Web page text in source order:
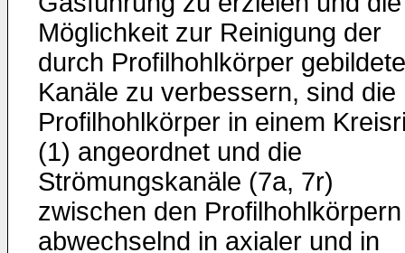
Möglichkeit zur Reinigung der
durch Profilhohlkörper
Kanäle zu verbessern, sind die
Profilhohlkörper in einem
(1) angeordnet und die
Strömungskanäle (7a, 7r)
zwischen den Profilhohlkörpern
abwechselnd in axialer und in